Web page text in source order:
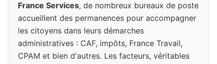
France Services, de nombreux bureaux de poste
accueillent des permanences pour accompagner
les citoyens dans leurs démarches
administratives : CAF, impôts, France Travail,
CPAM et bien d'autres. Les facteurs, véritables